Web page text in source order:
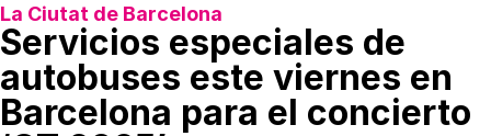
La Ciutat de Barcelona
Servicios especiales de
autobuses este viernes en
Barcelona para el concierto